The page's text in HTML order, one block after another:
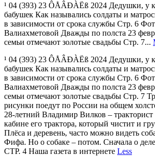
¹ 04 (393) 23 ÔÅÂÐÀËß 2024 Дедушки, у
бабушек Как назывались солдаты и
в зависимости от срока службы Стр. 6
Валиахметовой Дважды по полста 23
семьи отмечают золотые свадьбы Стр. 7...
¹ 04 (393) 23 ÔÅÂÐÀËß 2024 Дедушки, у
бабушек Как назывались солдаты и
в зависимости от срока службы Стр. 6
Валиахметовой Дважды по полста 23
семьи отмечают золотые свадьбы Стр. 7
рисунки поедут по России на общем
28-летний Владимир Вилков –
кабине его трактора, который чистит и
Плёса и деревень, часто можно видеть
Фифа. Но о собаке – потом. Сначала о
СТР. 4 Наша газета в интернете Less